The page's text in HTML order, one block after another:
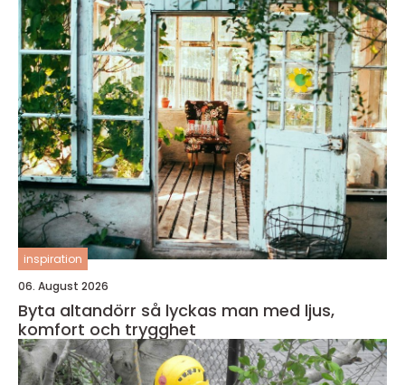
inspiration
06. August 2026
Byta altandörr så lyckas man med ljus,
komfort och trygghet